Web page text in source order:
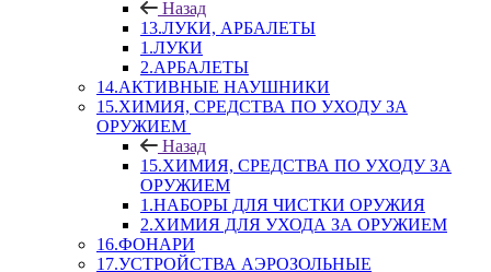
Назад
13.ЛУКИ, АРБАЛЕТЫ
1.ЛУКИ
2.АРБАЛЕТЫ
14.АКТИВНЫЕ НАУШНИКИ
15.ХИМИЯ, СРЕДСТВА ПО УХОДУ ЗА
ОРУЖИЕМ
Назад
15.ХИМИЯ, СРЕДСТВА ПО УХОДУ ЗА
ОРУЖИЕМ
1.НАБОРЫ ДЛЯ ЧИСТКИ ОРУЖИЯ
2.ХИМИЯ ДЛЯ УХОДА ЗА ОРУЖИЕМ
16.ФОНАРИ
17.УСТРОЙСТВА АЭРОЗОЛЬНЫЕ